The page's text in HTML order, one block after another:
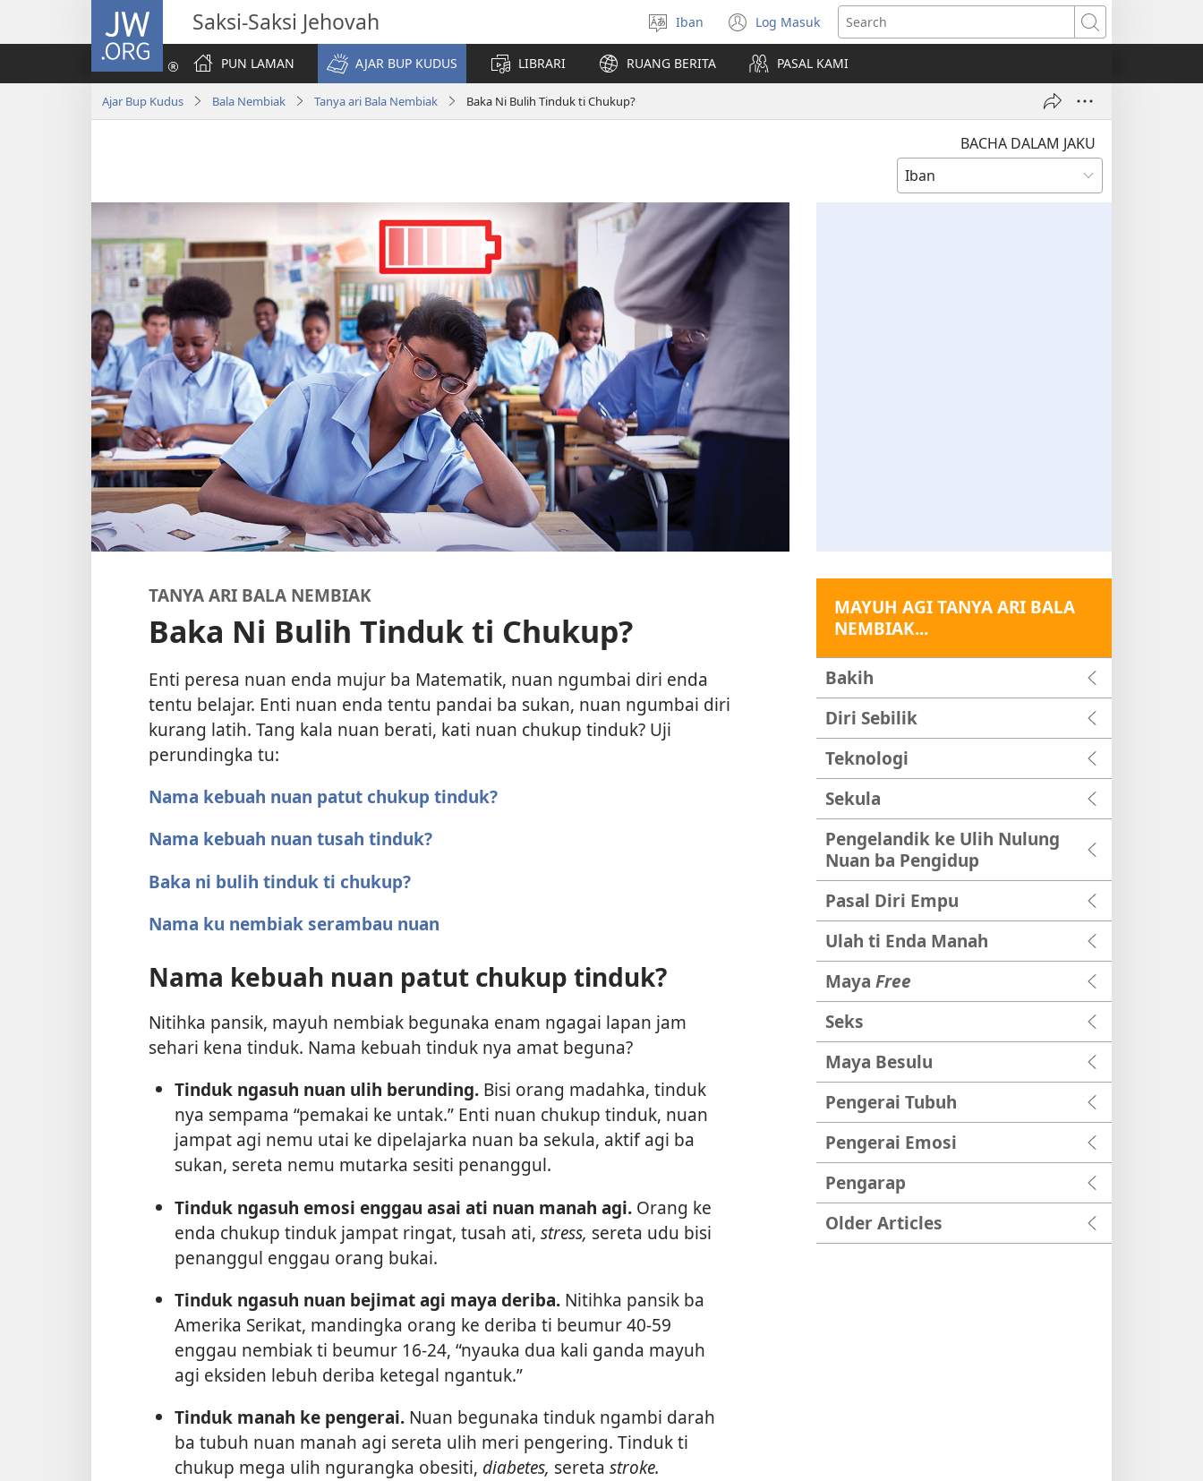
JW.ORG Saksi-Saksi Jehovah
Pilih
bansa
jaku
Iban Log Masuk
(opens
new
window)
Search
PUN LAMAN
AJAR BUP KUDUS LIBRARI RUANG BERITA PASAL KAMI
Ajar Bup Kudus Bala Nembiak Tanya ari Bala Nembiak Baka Ni Bulih Tinduk ti Chukup?
BACHA DALAM JAKU
TANYA ARI BALA NEMBIAK
Baka Ni Bulih Tinduk ti Chukup?
Enti peresa nuan enda mujur ba Matematik, nuan ngumbai diri enda
tentu belajar. Enti nuan enda tentu pandai ba sukan, nuan ngumbai diri
kurang latih. Tang kala nuan berati, kati nuan chukup tinduk? Uji
perundingka tu:
Nama kebuah nuan patut chukup tinduk?
Nama kebuah nuan tusah tinduk?
Baka ni bulih tinduk ti chukup?
Nama ku nembiak serambau nuan
Nama kebuah nuan patut chukup tinduk?
Nitihka pansik, mayuh nembiak begunaka enam ngagai lapan jam
sehari kena tinduk. Nama kebuah tinduk nya amat beguna?
Tinduk ngasuh nuan ulih berunding.Bisi orang madahka, tinduk
nya sempama “pemakai ke untak.” Enti nuan chukup tinduk, nuan
jampat agi nemu utai ke dipelajarka nuan ba sekula, aktif agi ba
sukan, sereta nemu mutarka sesiti penanggul.
Tinduk ngasuh emosi enggau asai ati nuan manah agi.Orang ke
enda chukup tinduk jampat ringat, tusah ati, stress, sereta udu bisi
penanggul enggau orang bukai.
Tinduk ngasuh nuan bejimat agi maya deriba.Nitihka pansik ba
Amerika Serikat, mandingka orang ke deriba ti beumur 40-59
enggau nembiak ti beumur 16-24, “nyauka dua kali ganda mayuh
agi eksiden lebuh deriba ketegal ngantuk.”
Tinduk manah ke pengerai.Nuan begunaka tinduk ngambi darah
ba tubuh nuan manah agi sereta ulih meri pengering. Tinduk ti
chukup mega ulih ngurangka obesiti, diabetes, sereta stroke.
MAYUH AGI TANYA ARI BALA
NEMBIAK...
Bakih
Diri Sebilik
Teknologi
Sekula
Pengelandik ke Ulih Nulung
Nuan ba Pengidup
Pasal Diri Empu
Ulah ti Enda Manah
Maya Free
Seks
Maya Besulu
Pengerai Tubuh
Pengerai Emosi
Pengarap
Older Articles